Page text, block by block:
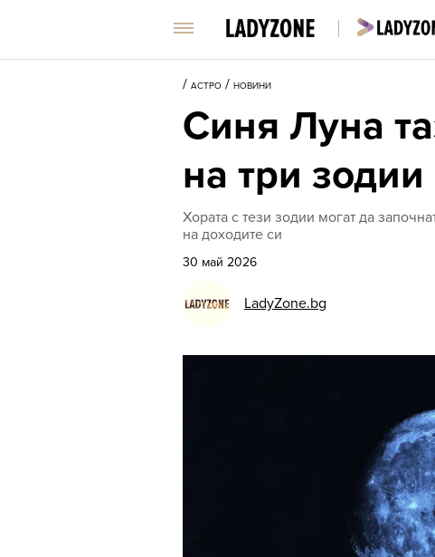
/ АСТРО / НОВИНИ
Синя Луна
на три зодии
Хората с тези зодии могат да
на доходите си
30 май 2026
LadyZone.bg